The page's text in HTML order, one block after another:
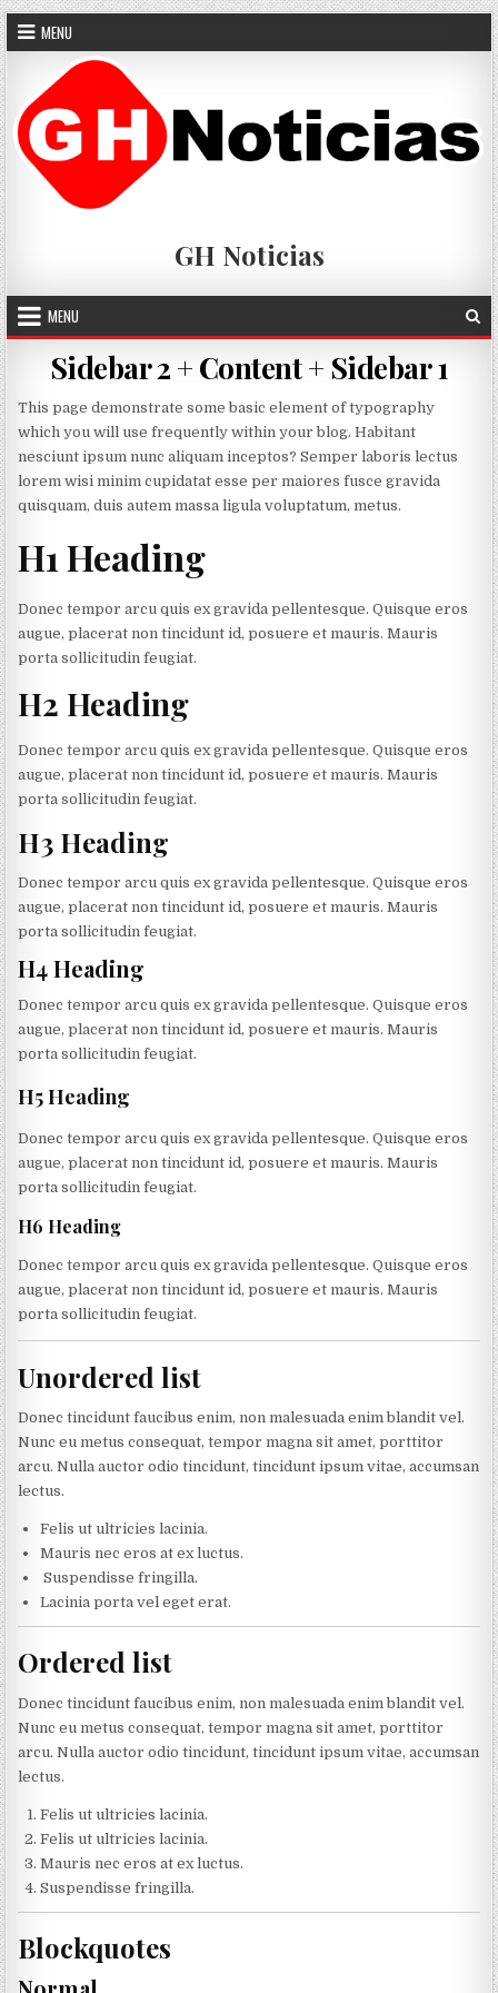
Skip
to
content
MENU
GH Noticias
MENU
Sidebar 2 + Content + Sidebar 1
This page demonstrate some basic element of typography
which you will use frequently within your blog. Habitant
nesciunt ipsum nunc aliquam inceptos? Semper laboris lectus
lorem wisi minim cupidatat esse per maiores fusce gravida
quisquam, duis autem massa ligula voluptatum, metus.
H1 Heading
Donec tempor arcu quis ex gravida pellentesque. Quisque eros
augue, placerat non tincidunt id, posuere et mauris. Mauris
porta sollicitudin feugiat.
H2 Heading
Donec tempor arcu quis ex gravida pellentesque. Quisque eros
augue, placerat non tincidunt id, posuere et mauris. Mauris
porta sollicitudin feugiat.
H3 Heading
Donec tempor arcu quis ex gravida pellentesque. Quisque eros
augue, placerat non tincidunt id, posuere et mauris. Mauris
porta sollicitudin feugiat.
H4 Heading
Donec tempor arcu quis ex gravida pellentesque. Quisque eros
augue, placerat non tincidunt id, posuere et mauris. Mauris
porta sollicitudin feugiat.
H5 Heading
Donec tempor arcu quis ex gravida pellentesque. Quisque eros
augue, placerat non tincidunt id, posuere et mauris. Mauris
porta sollicitudin feugiat.
H6 Heading
Donec tempor arcu quis ex gravida pellentesque. Quisque eros
augue, placerat non tincidunt id, posuere et mauris. Mauris
porta sollicitudin feugiat.
Unordered list
Donec tincidunt faucibus enim, non malesuada enim blandit vel.
Nunc eu metus consequat, tempor magna sit amet, porttitor
arcu. Nulla auctor odio tincidunt, tincidunt ipsum vitae, accumsan
lectus.
Felis ut ultricies lacinia.
Mauris nec eros at ex luctus.
Suspendisse fringilla.
Lacinia porta vel eget erat.
Ordered list
Donec tincidunt faucibus enim, non malesuada enim blandit vel.
Nunc eu metus consequat, tempor magna sit amet, porttitor
arcu. Nulla auctor odio tincidunt, tincidunt ipsum vitae, accumsan
lectus.
Felis ut ultricies lacinia.
Felis ut ultricies lacinia.
Mauris nec eros at ex luctus.
Suspendisse fringilla.
Blockquotes